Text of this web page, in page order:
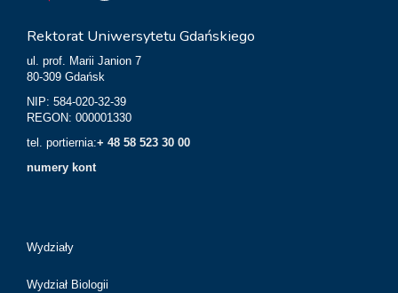
Rektorat Uniwersytetu Gdańskiego
ul. prof. Marii Janion 7
80-309 Gdańsk
NIP: 584-020-32-39
REGON: 000001330
tel. portiernia:+ 48 58 523 30 00
numery kont
Wydziały
Wydział Biologii